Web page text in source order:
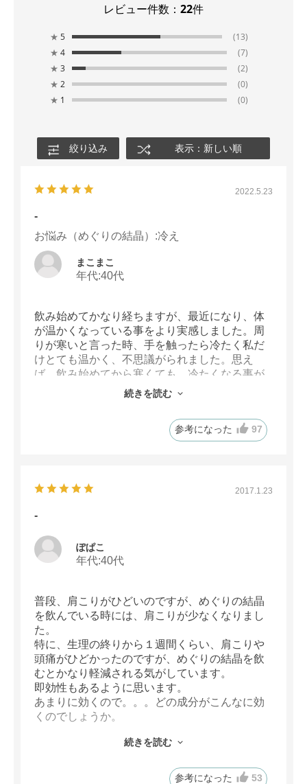
レビュー件数：22件
★ 5
(13)
★ 4
(7)
★ 3
(2)
★ 2
(0)
★ 1 (0)
絞り込み 表示：新しい順
2022.5.23
-
お悩み（めぐりの結晶） :冷え
まこまこ
年代:40代
飲み始めてかなり経ちますが、最近になり、体
が温かくなっている事をより実感しました。周
りが寒いと言った時、手を触ったら冷たく私だ
けとても温かく、不思議がられました。思え
ば、飲み始めてから寒くても、冷たくなる事が
なくなった気がします。これからも、飲み続け
続きを読む
参考になった 97
2017.1.23
-
ぽぱこ
年代:40代
普段、肩こりがひどいのですが、めぐりの結晶
を飲んでいる時には、肩こりが少なくなりまし
た。
特に、生理の終りから１週間くらい、肩こりや
頭痛がひどかったのですが、めぐりの結晶を飲
むとかなり軽減される気がしています。
即効性もあるように思います。
あまりに効くので。。。どの成分がこんなに効
くのでしょうか。
時々必要な時に。。という形で今まで摂ってき
続きを読む
参考になった 53